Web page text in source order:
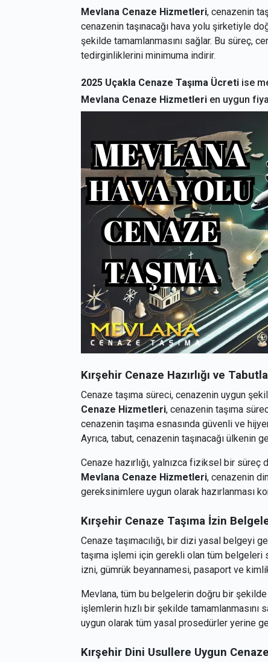
Mevlana Cenaze Hizmetleri, cenazenin
cenazenin taşınacağı hava yolu şirketiyle
şekilde tamamlanmasını sağlar. Bu süreç,
tedirginliklerini minimuma indirir.
2025 Uçakla Cenaze Taşıma Ücreti ise
Mevlana Cenaze Hizmetleri en uygun
Kırşehir Cenaze Hazırlığı ve
Cenaze taşıma süreci, cenazenin uygun
Cenaze Hizmetleri, cenazenin taşıma
cenazenin taşıma esnasında güvenli ve
Ayrıca, tabut, cenazenin taşınacağı ülkenin
Cenaze hazırlığı, yalnızca fiziksel bir
Mevlana Cenaze Hizmetleri, cenazenin
gereksinimlere uygun olarak hazırlanması
Kırşehir Cenaze Taşıma İzin
Cenaze taşımacılığı, bir dizi yasal belgeyi
taşıma işlemi için gerekli olan tüm belgeleri
izni, gümrük beyannamesi, pasaport ve
Mevlana, tüm bu belgelerin doğru bir şekilde
işlemlerin hızlı bir şekilde tamamlanmasını
uygun olarak tüm yasal prosedürler yerine
Kırşehir Dini Usullere Uygun